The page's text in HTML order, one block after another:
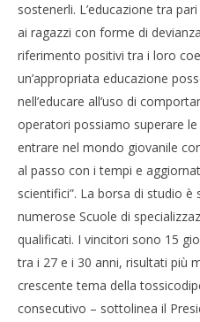
18/01/2012
Redazione
sostenerli. L’educazione tra
ai ragazzi con forme di
riferimento positivi tra i loro
un’appropriata educazione
nell’educare all’uso di
operatori possiamo superare
entrare nel mondo giovanile
al passo con i tempi e
scientifici”. La borsa di studio
numerose Scuole di
qualificati. I vincitori sono 15
tra i 27 e i 30 anni, risultati più
crescente tema della
consecutivo – sottolinea il